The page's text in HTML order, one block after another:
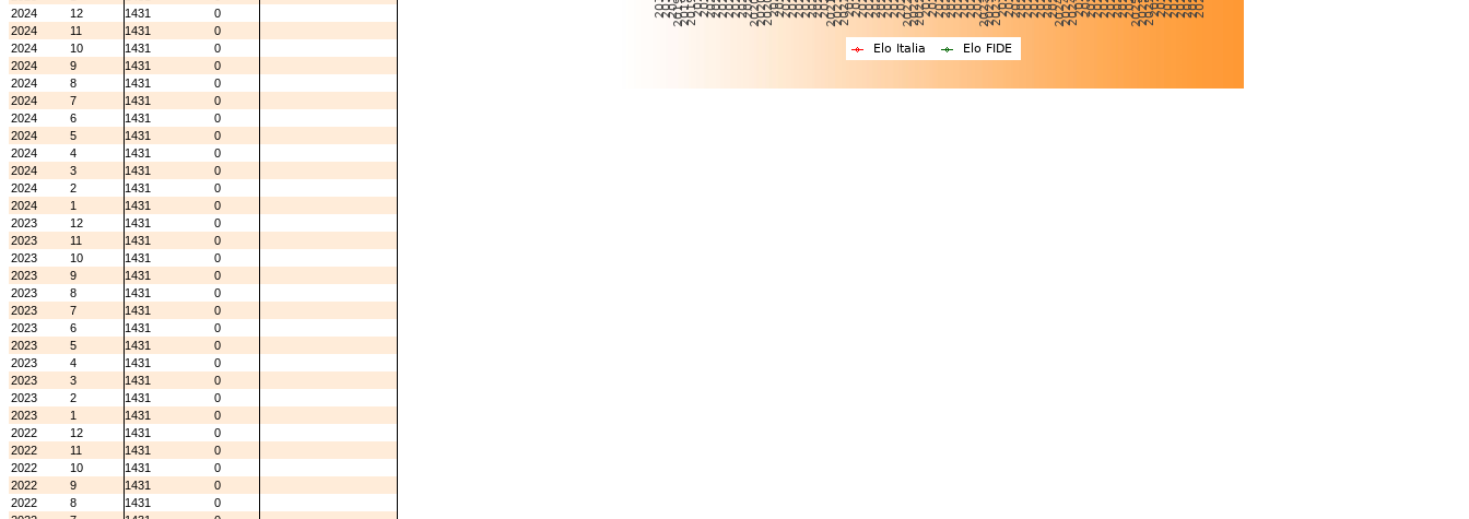
2024
12 1431
0
2024
11 1431
0
2024
10 1431
0
2024
9 1431
0
2024
8 1431
0
2024
7 1431
0
2024
6 1431
0
2024
5 1431
0
2024
4 1431
0
2024
3 1431
0
2024
2 1431
0
2024
1 1431
0
2023
12 1431
0
2023
11 1431
0
2023
10 1431
0
2023
9 1431
0
2023
8 1431
0
2023
7 1431
0
2023
6 1431
0
2023
5 1431
0
2023
4 1431
0
2023
3 1431
0
2023
2 1431
0
2023
1 1431
0
2022
12 1431
0
2022
11 1431
0
2022
10 1431
0
2022
9 1431
0
2022
8 1431
0